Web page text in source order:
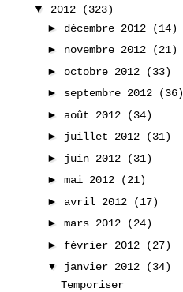
▼ 2012
(323)
► décembre 2012
(14)
► novembre 2012
(21)
► octobre 2012
(33)
► septembre 2012
(36)
► août 2012
(34)
► juillet 2012
(31)
► juin 2012
(31)
► mai 2012
(21)
► avril 2012
(17)
► mars 2012
(24)
► février 2012
(27)
▼ janvier 2012
(34)
Temporiser